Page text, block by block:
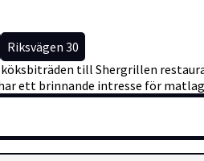
Riksvägen 30
köksbiträden till Shergrillen
ett brinnande intresse för